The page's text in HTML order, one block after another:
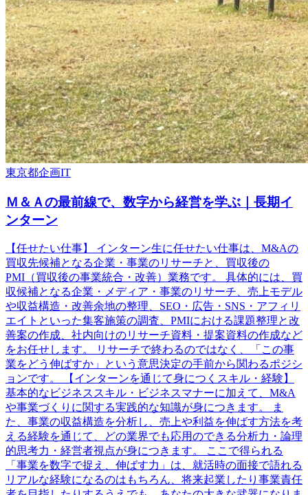
東京都企画IT
Ｍ＆Ａの最前線で、数字から経営を学ぶ｜長期イ
ンターン
【任せたい仕事】 インターン生に任せたい仕事は、M&Aの
買収先候補となる企業・事業のリサーチと、買収後の
PMI（買収後の事業統合・改善）業務です。 具体的には、買
収候補となる企業・メディア・事業のリサーチ、売上モデル
や収益構造・改善余地の整理、SEO・広告・SNS・アフィリ
エイトといった集客施策の調査、PMIにおける課題整理と改
善案の作成、社内向けのリサーチ資料・提案資料の作成など
をお任せします。 リサーチで終わるのではなく、「この事
業をどう伸ばすか」という意思決定の手前から関わるポジシ
ョンです。 【インターンを通じて身につくスキル・経験】
基本的なビジネススキル・ビジネスマナーに加えて、M&A
や事業づくりに関する実践的な知識が身につきます。 ま
た、事業の収益構造を分析し、売上や利益を伸ばす方法を考
える経験を通じて、どの業界でも応用のできる分析力・論理
的思考力・経営者視点が身につきます。 ここで得られる
「事業を数字で捉え、伸ばす力」は、就活時の面接で語れる
リアルな経験になるのはもちろん、将来起業したり事業責任